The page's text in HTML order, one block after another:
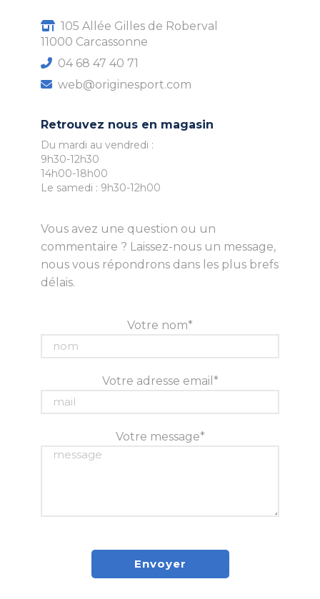
105 Allée Gilles de Roberval
11000 Carcassonne
04 68 47 40 71
web@originesport.com
Retrouvez nous en magasin
Du mardi au vendredi :
9h30-12h30
14h00-18h00
Le samedi : 9h30-12h00
Vous avez une question ou un
commentaire ? Laissez-nous un message,
nous vous répondrons dans les plus brefs
délais.
Votre nom*
Votre adresse email*
Votre message*